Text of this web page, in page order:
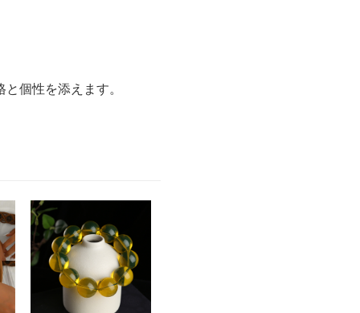
個性を添えます。